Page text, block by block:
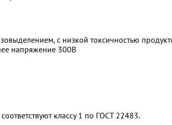
с низкой токсичностью
напряжение 300В
классу 1 по ГОСТ 22483.